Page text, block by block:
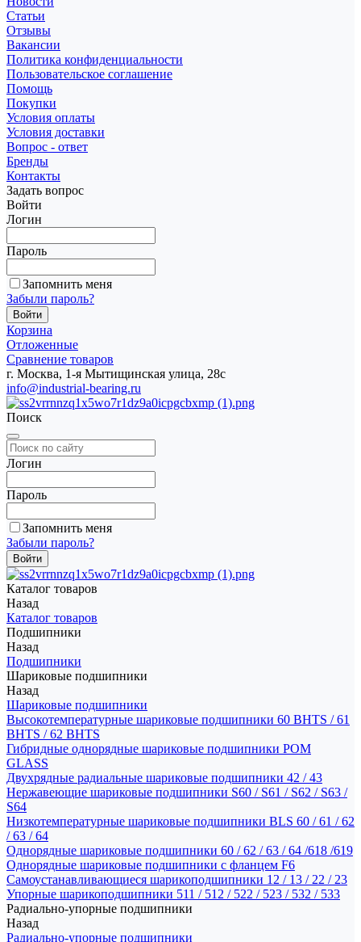
Статьи
Отзывы
Вакансии
Политика конфиденциальности
Пользовательское соглашение
Помощь
Покупки
Условия оплаты
Условия доставки
Вопрос - ответ
Бренды
Контакты
Задать вопрос
Войти
Логин
Пароль
Запомнить меня
Забыли пароль?
Корзина
Отложенные
Сравнение товаров
г. Москва, 1-я Мытищинская улица, 28с
info@industrial-bearing.ru
Поиск
Логин
Пароль
Запомнить меня
Забыли пароль?
Каталог товаров
Назад
Каталог товаров
Подшипники
Назад
Подшипники
Шариковые подшипники
Назад
Шариковые подшипники
Высокотемпературные шариковые подшипники 60 BHTS / 61
BHTS / 62 BHTS
Гибридные однорядные шариковые подшипники POM
GLASS
Двухрядные радиальные шариковые подшипники 42 / 43
Нержавеющие шариковые подшипники S60 / S61 / S62 / S63 /
S64
Низкотемпературные шариковые подшипники BLS 60 / 61 / 62
/ 63 / 64
Однорядные шариковые подшипники 60 / 62 / 63 / 64 /618 /619
Однорядные шариковые подшипники с фланцем F6
Самоустанавливающиеся шарикоподшипники 12 / 13 / 22 / 23
Упорные шарикоподшипники 511 / 512 / 522 / 523 / 532 / 533
Радиально-упорные подшипники
Назад
Радиально-упорные подшипники